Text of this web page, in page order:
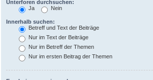
Unterforen durchsuchen:
Ja
Nein
Innerhalb suchen:
Betreff und Text der Beiträge
Nur im Text der Beiträge
Nur im Betreff der Themen
Nur im ersten Beitrag der Themen